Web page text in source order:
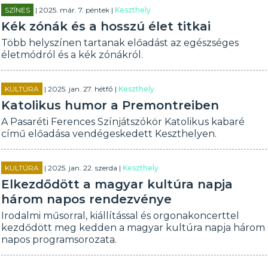
SZÍNES | 2025. már. 7. péntek |Keszthely
Kék zónák és a hosszú élet titkai
Több helyszínen tartanak előadást az egészséges
életmódról és a kék zónákról.
KULTÚRA | 2025. jan. 27. hétfő |Keszthely
Katolikus humor a Premontreiben
A Pasaréti Ferences Színjátszókör Katolikus kabaré
című előadása vendégeskedett Keszthelyen.
KULTÚRA | 2025. jan. 22. szerda |Keszthely
Elkezdődött a magyar kultúra napja
három napos rendezvénye
Irodalmi műsorral, kiállítással és orgonakoncerttel
kezdődött meg kedden a magyar kultúra napja három
napos programsorozata.